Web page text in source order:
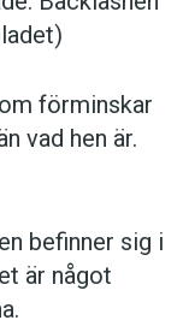
förminskar
vad hen är.
befinner sig i
är något